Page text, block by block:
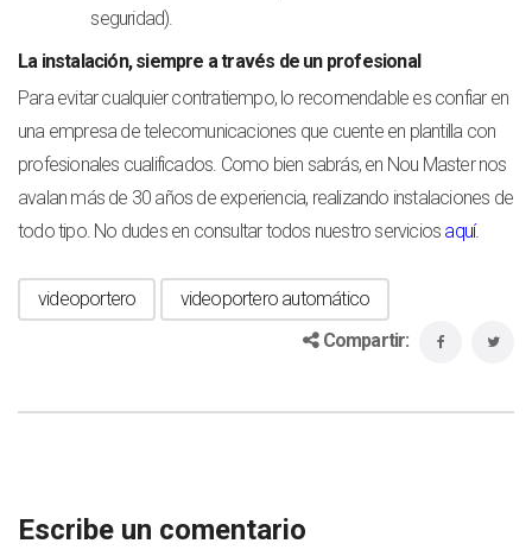
seguridad).
La instalación, siempre a través de un profesional
Para evitar cualquier contratiempo, lo recomendable es confiar en
una empresa de telecomunicaciones que cuente en plantilla con
profesionales cualificados. Como bien sabrás, en Nou Master nos
avalan más de 30 años de experiencia, realizando instalaciones de
todo tipo. No dudes en consultar todos nuestro servicios aquí.
videoportero
videoportero automático
Compartir:
Escribe un comentario